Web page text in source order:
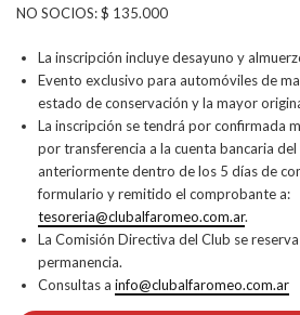
NO SOCIOS: $ 135.000
La inscripción incluye desayuno y
Evento exclusivo para automóviles de
estado de conservación y la mayor
La inscripción se tendrá por confirmada
por transferencia a la cuenta bancaria
anteriormente dentro de los 5 días de
formulario y remitido el comprobante a:
tesoreria@clubalfaromeo.com.ar.
La Comisión Directiva del Club se
permanencia.
Consultas a info@clubalfaromeo.com.ar